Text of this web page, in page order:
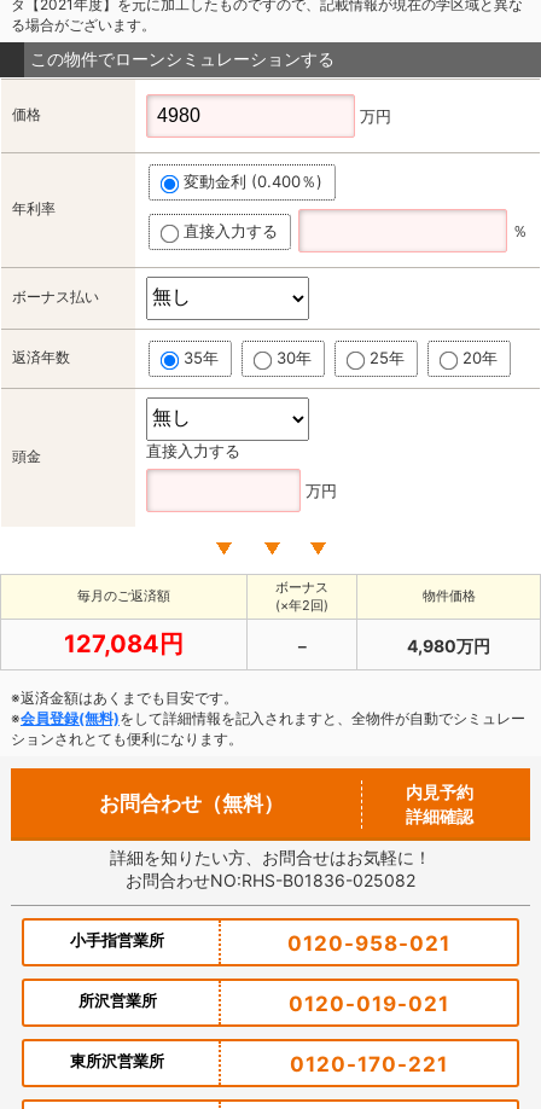
タ【2021年度】を元に加工したものですので、記載情報が現在の学区域と異な
る場合がございます。
この物件でローンシミュレーションする
価格 万円
年利率
変動金利 (0.400％)
直接入力する ％
ボーナス払い
返済年数 35年 30年 25年 20年
頭金 直接入力する
万円
毎月のご返済額
ボーナス
(×年2回)
物件価格
127,084円 － 4,980万円
※返済金額はあくまでも目安です。
※会員登録(無料)をして詳細情報を記入されますと、全物件が自動でシミュレー
ションされとても便利になります。
お問合わせ（無料）
内見予約
詳細確認
詳細を知りたい方、お問合せはお気軽に！
お問合わせNO:RHS-B01836-025082
小手指営業所 0120-958-021
所沢営業所 0120-019-021
東所沢営業所 0120-170-221